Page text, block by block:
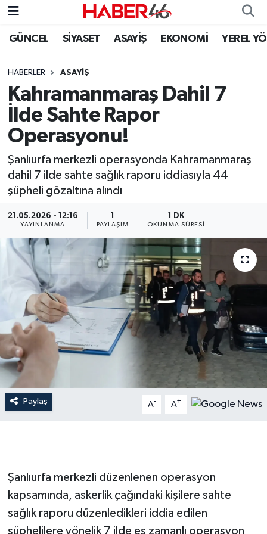
GÜNCEL SİYASET ASAYİŞ EKONOMİ YEREL
HABERLER ASAYİŞ
Kahramanmaraş Dahil 7
İlde Sahte Rapor
Operasyonu!
Şanlıurfa merkezli operasyonda Kahramanmaraş
dahil 7 ilde sahte sağlık raporu iddiasıyla 44
şüpheli gözaltına alındı
21.05.2026 - 12:16
YAYINLANMA PAYLAŞIM
1 DK
OKUNMA SÜRESI
Paylaş A- A+
Şanlıurfa merkezli düzenlenen operasyon
kapsamında, askerlik çağındaki kişilere sahte
sağlık raporu düzenledikleri iddia edilen
şüphelilere yönelik 7 ilde eş zamanlı operasyon
GÜNCEL
SİYASET
EKONOMİ
SPOR
YAŞAM
TEKNOLOJİ
SAĞLIK
EĞİTİM
İLÇE HABERLERİ
KÜLTÜR-SANAT
DÜNYA
ROPORTAJ
KADIN-AİLE
YEREL YÖNETİM
MEDYA
Nöbetçi Eczaneler
Hava Durumu
Kahramanmaraş Namaz Vakitleri
Trafik Durumu
Süper Lig Puan Durumu ve Fikstür
Tüm Manşetler
Son Dakika Haberleri
Haber Arşivi